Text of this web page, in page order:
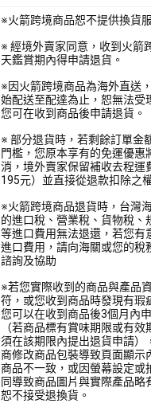
※火箭跨境商品恕不提供換貨
※ 經境外賣家同意，收到火箭
天鑑賞期內得申請退貨。
※因火箭跨境商品為海外直送
始配送至配達為止，恕無法受
您可在收到商品後申請退貨。
※ 部分退貨時，若剩餘訂單金
門檻，您原本享有的免運優惠
消，境外賣家保留補收去程運
195元）並直接從退款扣除之
※火箭跨境商品退貨時，台灣
的進口稅、營業稅、貨物稅、
等進口費用無法退還，若您有
進口費用，請向海關或您的稅
諮詢及協助
※若您實際收到的商品與產品
符，或您收到商品時發現有瑕
您可以在收到商品後3個月內
（若商品標有賞味期限或有效
須在該期限內提出退貨申請）
商修改商品包裝導致頁面顯示
商品不一致，或因螢幕設定或
同導致商品圖片與實際產品略
恕不接受退換貨。